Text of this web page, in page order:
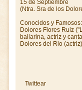
15 de Septiembre
(Ntra. Sra de los
Conocidos y Famosos:
Dolores Flores Ruiz
bailarina, actriz y
Dolores del Rio
Twittear